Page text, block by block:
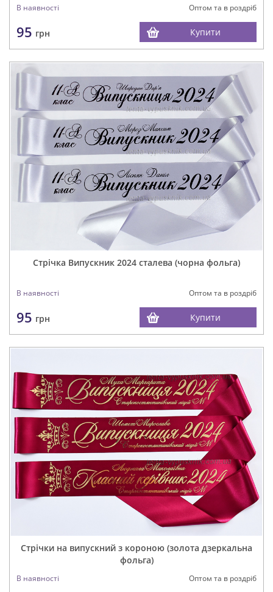
В наявності Оптом та в роздріб
95 грн Купити
Стрічка Випускник 2024 сталева (чорна фольга)
В наявності Оптом та в роздріб
95 грн Купити
Стрічки на випускний з короною (золота дзеркальна
фольга)
В наявності Оптом та в роздріб